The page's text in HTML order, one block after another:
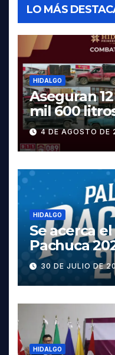
LO MÁS
HIDALGO
Aseguran
mil 600
y dos
Tula
4 DE AGOSTO DE
HIDALGO
Se acerca
Pachuca
cartelera
fechas y los
30 DE JULIO DE
HIDALGO